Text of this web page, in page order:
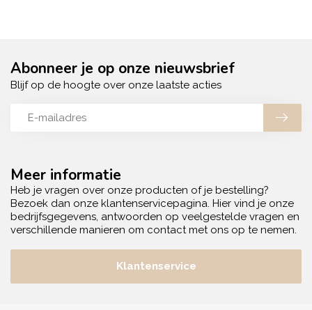
Meer informatie
Heb je vragen over onze producten of je bestelling?
Bezoek dan onze klantenservicepagina. Hier vind je onze
bedrijfsgegevens, antwoorden op veelgestelde vragen en
verschillende manieren om contact met ons op te nemen.
Klantenservice
Abonneer je op onze nieuwsbrief
Blijf op de hoogte over onze laatste acties